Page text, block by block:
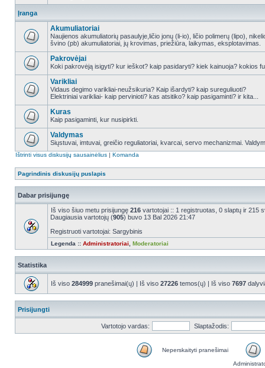
Įranga
Akumuliatoriai
Naujienos akumuliatorių pasaulyje,ličio jonų (li-io), ličio polimerų (lipo),
švino (pb) akumuliatoriai, jų krovimas, priežiūra, laikymas, eksplotavimas.
Pakrovėjai
Koki pakrovėją isigyti? kur ieškot? kaip pasidaryti? kiek kainuoja? kokios
Varikliai
Vidaus degimo varikliai-neužsikuria? Kaip išardyti? kaip sureguliuoti?
Elektriniai varikliai- kaip pervinioti? kas atsitiko? kaip pasigaminti? ir kita...
Kuras
Kaip pasigaminti, kur nusipirkti.
Valdymas
Siųstuvai, imtuvai, greičio reguliatoriai, kvarcai, servo mechanizmai.
Ištrinti visus diskusijų sausainėlius | Komanda
Pagrindinis diskusijų puslapis
Dabar prisijungę
Iš viso šiuo metu prisijungę 216 vartotojai :: 1 registruotas, 0 slaptų ir 215
Daugiausia vartotojų (905) buvo 13 Bal 2026 21:47
Registruoti vartotojai: Sargybinis
Legenda :: Administratoriai Moderatoriai
Statistika
Iš viso 284999 pranešimai(ų) | Iš viso 27226 temos(ų) | Iš viso 7697
Prisijungti
Vartotojo vardas: Slaptažodis:
Neperskaityti pranešimai